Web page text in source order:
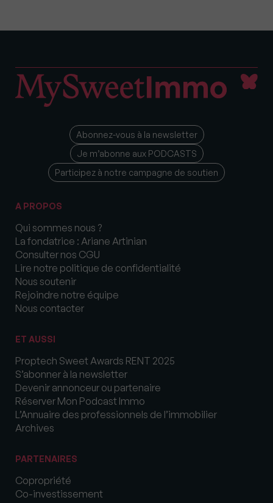
Abonnez-vous à la newsletter
Je m’abonne aux PODCASTS
Participez à notre campagne de soutien
A PROPOS
Qui sommes nous ?
La fondatrice : Ariane Artinian
Consulter nos CGU
Lire notre politique de confidentialité
Nous soutenir
Rejoindre notre équipe
Nous contacter
ET AUSSI
Proptech Sweet Awards RENT 2025
S’abonner à la newsletter
Devenir annonceur ou partenaire
Réserver Mon Podcast Immo
L’Annuaire des professionnels de l’immobilier
Archives
PARTENAIRES
Copropriété
Co-investissement